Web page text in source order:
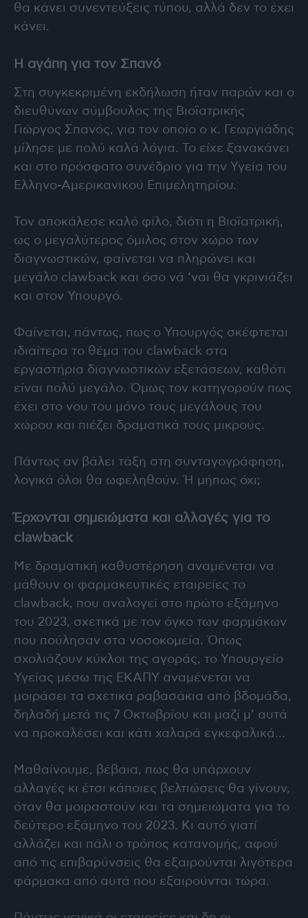
θα κάνει συνεντεύξεις τύπου, αλλά δεν το έχει
κάνει.
Η αγάπη για τον Σπανό
Στη συγκεκριμένη εκδήλωση ήταν παρών και ο
διευθύνων σύμβουλος της Βιοϊατρικής
Γιώργος Σπανός, για τον οποίο ο κ. Γεωργιάδης
μίλησε με πολύ καλά λόγια. Το είχε ξανακάνει
και στο πρόσφατο συνέδριο για την Υγεία του
Ελληνο-Αμερικανικού Επιμελητηρίου.
Τον αποκάλεσε καλό φίλο, διότι η Βιοϊατρική,
ως ο μεγαλύτερος όμιλος στον χώρο των
διαγνωστικών, φαίνεται να πληρώνει και
μεγάλο clawback και όσο νά ‘ναι θα γκρινιάζει
και στον Υπουργό.
Φαίνεται, πάντως, πως ο Υπουργός σκέφτεται
ιδιαίτερα το θέμα του clawback στα
εργαστήρια διαγνωστικών εξετάσεων, καθότι
είναι πολύ μεγάλο. Όμως τον κατηγορούν πως
έχει στο νου του μόνο τους μεγάλους του
χώρου και πιέζει δραματικά τους μικρούς.
Πάντως αν βάλει τάξη στη συνταγογράφηση,
λογικά όλοι θα ωφεληθούν. Ή μήπως όχι;
Έρχονται σημειώματα και αλλαγές για το
clawback
Με δραματική καθυστέρηση αναμένεται να
μάθουν οι φαρμακευτικές εταιρείες το
clawback, που αναλογεί στο πρώτο εξάμηνο
του 2023, σχετικά με τον όγκο των φαρμάκων
που πούλησαν στα νοσοκομεία. Όπως
σχολιάζουν κύκλοι της αγοράς, το Υπουργείο
Υγείας μέσω της ΕΚΑΠΥ αναμένεται να
μοιράσει τα σχετικά ραβασάκια από βδομάδα,
δηλαδή μετά τις 7 Οκτωβρίου και μαζί μ’ αυτά
να προκαλέσει και κάτι χαλαρά εγκεφαλικά…
Μαθαίνουμε, βέβαια, πως θα υπάρχουν
αλλαγές κι έτσι κάποιες βελτιώσεις θα γίνουν,
όταν θα μοιραστούν και τα σημειώματα για το
δεύτερο εξάμηνο του 2023. Κι αυτό γιατί
αλλάζει και πάλι ο τρόπος κατανομής, αφού
από τις επιβαρύνσεις θα εξαιρούνται λιγότερα
φάρμακα από αυτά που εξαιρούνται τώρα.